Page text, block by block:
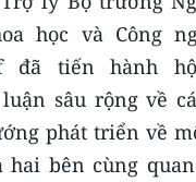
học và Công
đã tiến hành
sâu rộng về
phát triển về
hai bên cùng